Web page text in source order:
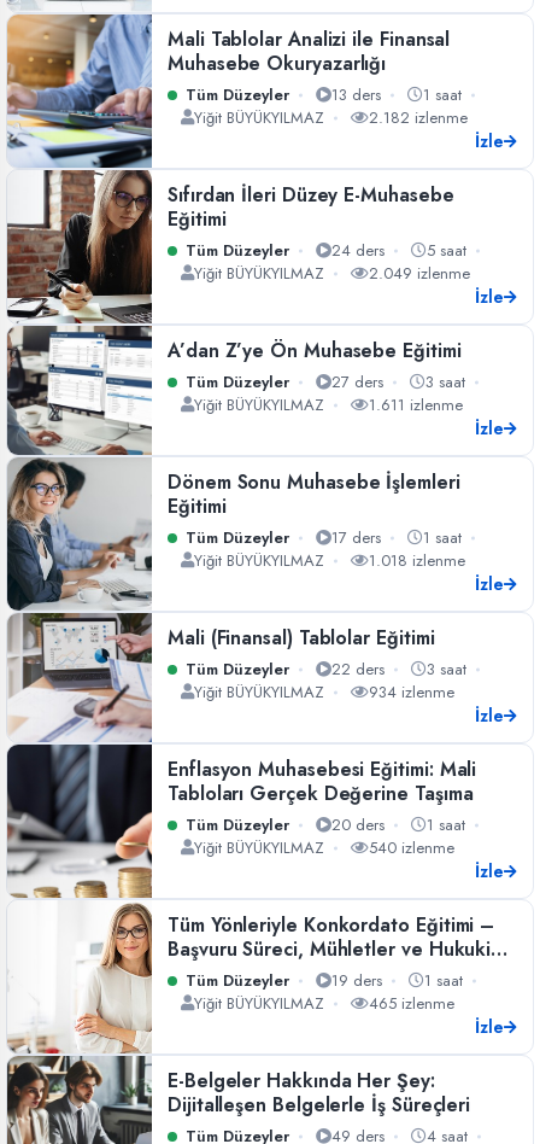
Mali Tablolar Analizi ile Finansal
Muhasebe Okuryazarlığı
Tüm Düzeyler 13 ders
1 saat
Yiğit BÜYÜKYILMAZ
2.182 izlenme
İzle
Sıfırdan İleri Düzey E-Muhasebe
Eğitimi
Tüm Düzeyler 24 ders
5 saat
Yiğit BÜYÜKYILMAZ
2.049 izlenme
İzle
A’dan Z’ye Ön Muhasebe Eğitimi
Tüm Düzeyler 27 ders
3 saat
Yiğit BÜYÜKYILMAZ
1.611 izlenme
İzle
Dönem Sonu Muhasebe İşlemleri
Eğitimi
Tüm Düzeyler 17 ders
1 saat
Yiğit BÜYÜKYILMAZ
1.018 izlenme
İzle
Mali (Finansal) Tablolar Eğitimi
Tüm Düzeyler 22 ders
3 saat
Yiğit BÜYÜKYILMAZ
934 izlenme
İzle
Enflasyon Muhasebesi Eğitimi: Mali
Tabloları Gerçek Değerine Taşıma
Tüm Düzeyler 20 ders
1 saat
Yiğit BÜYÜKYILMAZ
540 izlenme
İzle
Tüm Yönleriyle Konkordato Eğitimi –
Başvuru Süreci, Mühletler ve Hukuki
Detaylar
Tüm Düzeyler 19 ders
1 saat
Yiğit BÜYÜKYILMAZ
465 izlenme
İzle
E-Belgeler Hakkında Her Şey:
Dijitalleşen Belgelerle İş Süreçleri
Tüm Düzeyler 49 ders 4 saat